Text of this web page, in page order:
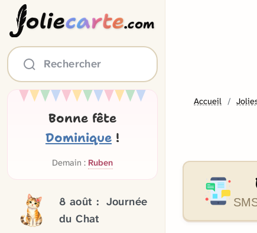
oliecarte.com
Rechercher
Bonne fête
Dominique !
Demain : Ruben
8 août : Journée
du Chat
Accueil